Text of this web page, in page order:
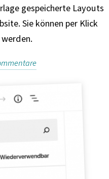
gespeicherte Layouts
Sie können per Klick